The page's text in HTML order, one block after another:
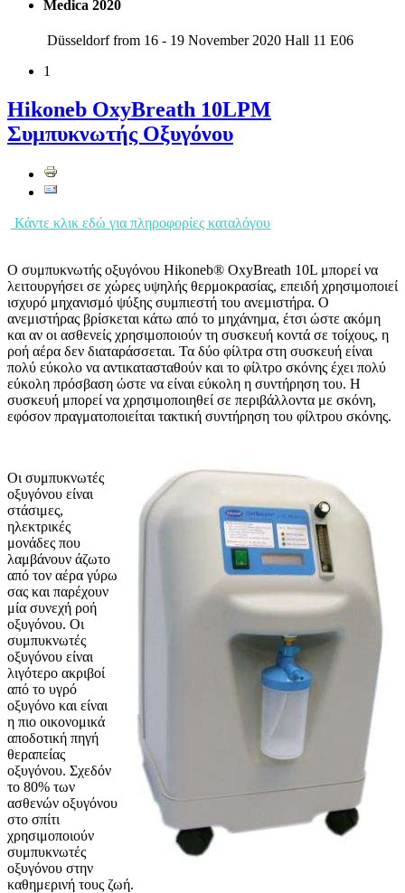
Medica 2020
Düsseldorf from 16 - 19 November 2020 Hall 11 E06
1
Hikoneb OxyBreath 10LPM
Συμπυκνωτής Οξυγόνου
Κάντε κλικ εδώ για πληροφορίες καταλόγου
Ο συμπυκνωτής οξυγόνου Hikoneb® OxyBreath 10L μπορεί να
λειτουργήσει σε χώρες υψηλής θερμοκρασίας, επειδή χρησιμοποιεί
ισχυρό μηχανισμό ψύξης συμπιεστή του ανεμιστήρα. Ο
ανεμιστήρας βρίσκεται κάτω από το μηχάνημα, έτσι ώστε ακόμη
και αν οι ασθενείς χρησιμοποιούν τη συσκευή κοντά σε τοίχους, η
ροή αέρα δεν διαταράσσεται. Τα δύο φίλτρα στη συσκευή είναι
πολύ εύκολο να αντικατασταθούν και το φίλτρο σκόνης έχει πολύ
εύκολη πρόσβαση ώστε να είναι εύκολη η συντήρηση του. Η
συσκευή μπορεί να χρησιμοποιηθεί σε περιβάλλοντα με σκόνη,
εφόσον πραγματοποιείται τακτική συντήρηση του φίλτρου σκόνης.
Οι συμπυκνωτές
οξυγόνου είναι
στάσιμες,
ηλεκτρικές
μονάδες που
λαμβάνουν άζωτο
από τον αέρα γύρω
σας και παρέχουν
μία συνεχή ροή
οξυγόνου. Οι
συμπυκνωτές
οξυγόνου είναι
λιγότερο ακριβοί
από το υγρό
οξυγόνο και είναι
η πιο οικονομικά
αποδοτική πηγή
θεραπείας
οξυγόνου. Σχεδόν
το 80% των
ασθενών οξυγόνου
στο σπίτι
χρησιμοποιούν
συμπυκνωτές
οξυγόνου στην
καθημερινή τους ζωή.